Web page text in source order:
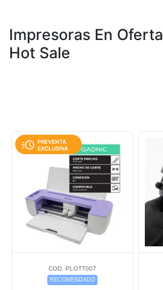
Impresoras En
Hot Sale
COD. PLOTT007
RECOMENDADO